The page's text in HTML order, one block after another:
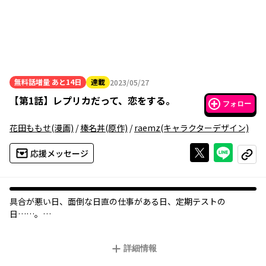
無料話増量 あと14日 連載 2023/05/27
2023年05月27日
【第1話】 レプリカだって、恋をする。 フォロー
花田ももせ(漫画) /榛名丼(原作) /raemz(キャラクターデザイン)
応援メッセージ Xで投稿する
ライン
コピー
具合が悪い日、面倒な日直の仕事がある日、定期テストの
日……。
姿形は全く同じでも、性格はちょっと違うんだけど。
詳細情報